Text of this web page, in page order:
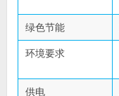
绿色节能
环境要求
供电